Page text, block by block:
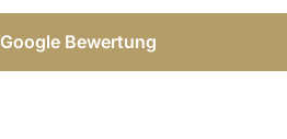
Google Bewertung